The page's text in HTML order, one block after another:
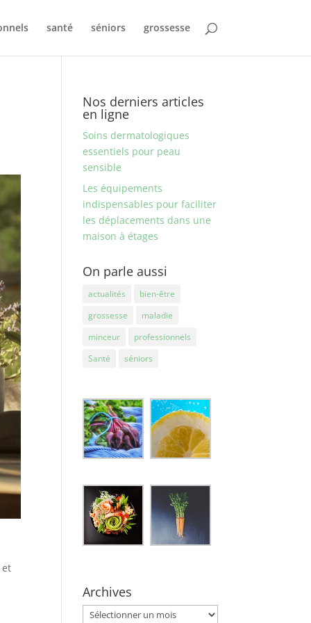
santé séniors grossesse
et
Nos derniers articles
en ligne
Soins dermatologiques
essentiels pour peau
sensible
Les équipements
indispensables pour faciliter
les déplacements dans une
maison à étages
On parle aussi
actualités
bien-être
grossesse
maladie
minceur
professionnels
Santé
séniors
Archives
Archives